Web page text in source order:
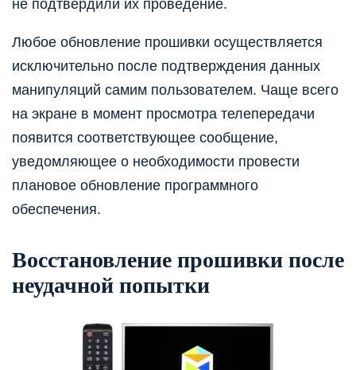
не подтвердили их проведение.
Любое обновление прошивки осуществляется
исключительно после подтверждения данных
манипуляций самим пользователем. Чаще всего
на экране в момент просмотра телепередачи
появится соответствующее сообщение,
уведомляющее о необходимости провести
плановое обновление программного
обеспечения.
Восстановление прошивки после
неудачной попытки